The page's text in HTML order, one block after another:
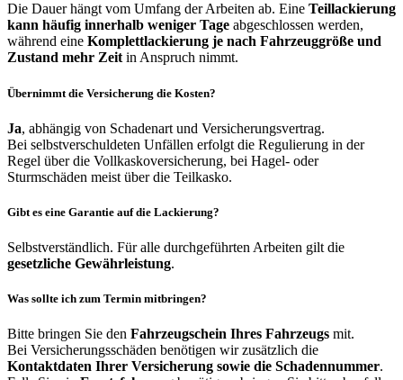
Die Dauer hängt vom Umfang der Arbeiten ab. Eine Teillackierung
kann häufig innerhalb weniger Tage abgeschlossen werden,
während eine Komplettlackierung je nach Fahrzeuggröße und
Zustand mehr Zeit in Anspruch nimmt.
Übernimmt die Versicherung die Kosten?
Ja, abhängig von Schadenart und Versicherungsvertrag.
Bei selbstverschuldeten Unfällen erfolgt die Regulierung in der
Regel über die Vollkaskoversicherung, bei Hagel- oder
Sturmschäden meist über die Teilkasko.
Gibt es eine Garantie auf die Lackierung?
Selbstverständlich. Für alle durchgeführten Arbeiten gilt die
gesetzliche Gewährleistung.
Was sollte ich zum Termin mitbringen?
Bitte bringen Sie den Fahrzeugschein Ihres Fahrzeugs mit.
Bei Versicherungsschäden benötigen wir zusätzlich die
Kontaktdaten Ihrer Versicherung sowie die Schadennummer.